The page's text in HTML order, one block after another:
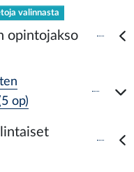
valinnasta
opintojakso
op)